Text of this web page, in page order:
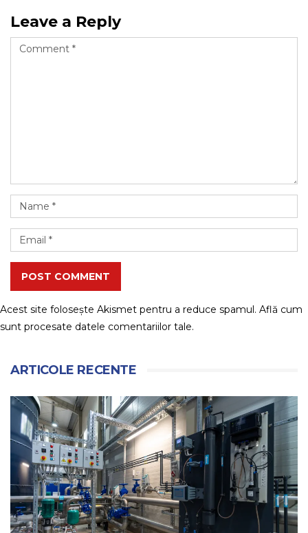
Leave a Reply
POST COMMENT
Acest site folosește Akismet pentru a reduce spamul. Află cum
sunt procesate datele comentariilor tale.
ARTICOLE RECENTE